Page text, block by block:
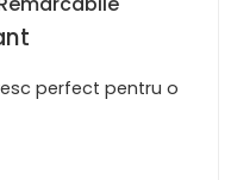
perfect pentru o